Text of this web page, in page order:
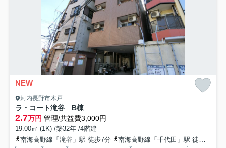
NEW
河内長野市木戸
ラ・コート滝谷 B棟
2.7万円 管理/共益費3,000円
19.00㎡ (1K) /築32年 /4階建
南海高野線「滝谷」駅 徒歩7分
南海高野線「千代田」駅 徒歩16分